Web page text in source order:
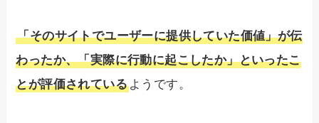
「そのサイトでユーザーに提供していた価値」が伝
わったか、「実際に行動に起こしたか」といったこ
とが評価されているようです。